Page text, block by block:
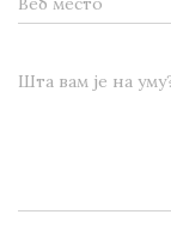
Шта вам је на